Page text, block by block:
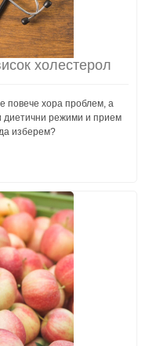
холестерол
повече хора проблем, а
диетични режими и прием
изберем?